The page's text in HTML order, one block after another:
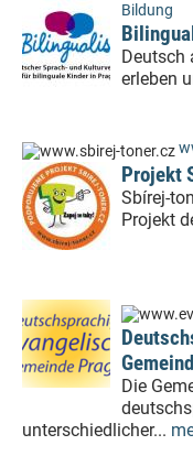
Bildung
Deutsch
erleben
Projekt
Sbírej-
Projekt
Die
unterschiedlicher...